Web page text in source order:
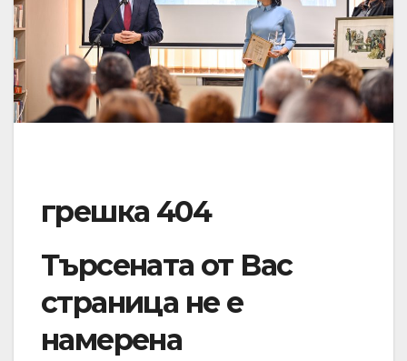
грешка 404
Търсената от Вас
страница не е
намерена